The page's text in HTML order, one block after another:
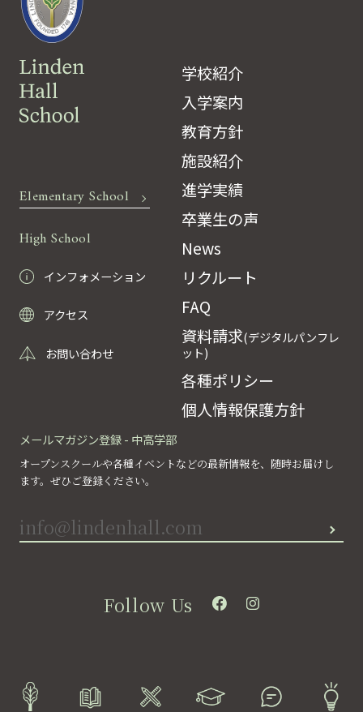
Elementary School
High School
学校紹介
入学案内
教育方針
施設紹介
進学実績
卒業生の声
News
リクルート
FAQ
資料請求(デジタルパンフレ
ット)
各種ポリシー
個人情報保護方針
インフォメーション
アクセス
お問い合わせ
メールマガジン登録 - 中高学部
オープンスクールや各種イベントなどの最新情報を、随時お届けし
ます。ぜひご登録ください。
Follow Us
©lindenhall school All rights reserved.